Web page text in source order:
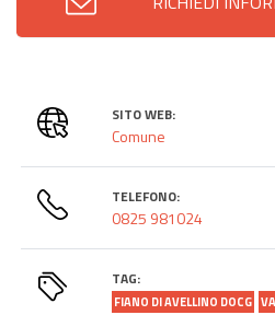
SITO WEB:
Comune
TELEFONO:
0825 981024
TAG:
FIANO DI AVELLINO DOCG